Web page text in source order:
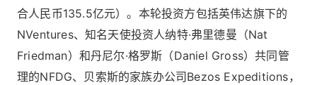
合人民币135.5亿元）。本轮投资方包括英伟达旗下的
NVentures、知名天使投资人纳特·弗里德曼（Nat
Friedman）和丹尼尔·格罗斯（Daniel Gross）共同管
理的NFDG、贝索斯的家族办公司Bezos Expeditions，